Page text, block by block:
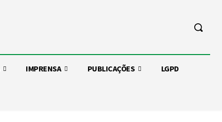
IMPRENSA PUBLICAÇÕES LGPD